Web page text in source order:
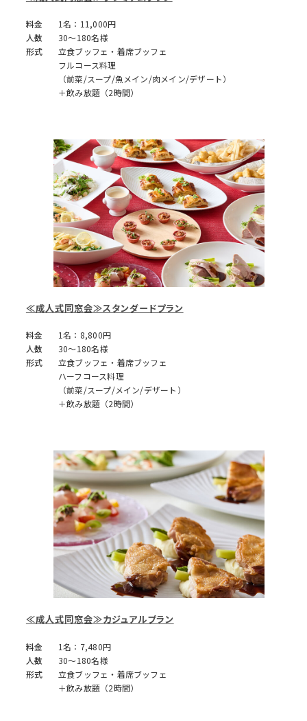
料金
1名：11,000円
人数
30～180名様
形式
立食ブッフェ・着席ブッフェ
フルコース料理
（前菜/スープ/魚メイン/肉メイン/デザート）
＋飲み放題（2時間）
≪成人式同窓会≫スタンダードプラン
料金
1名：8,800円
人数
30～180名様
形式
立食ブッフェ・着席ブッフェ
ハーフコース料理
（前菜/スープ/メイン/デザート）
＋飲み放題（2時間）
≪成人式同窓会≫カジュアルプラン
料金
1名：7,480円
人数
30～180名様
形式
立食ブッフェ・着席ブッフェ
＋飲み放題（2時間）